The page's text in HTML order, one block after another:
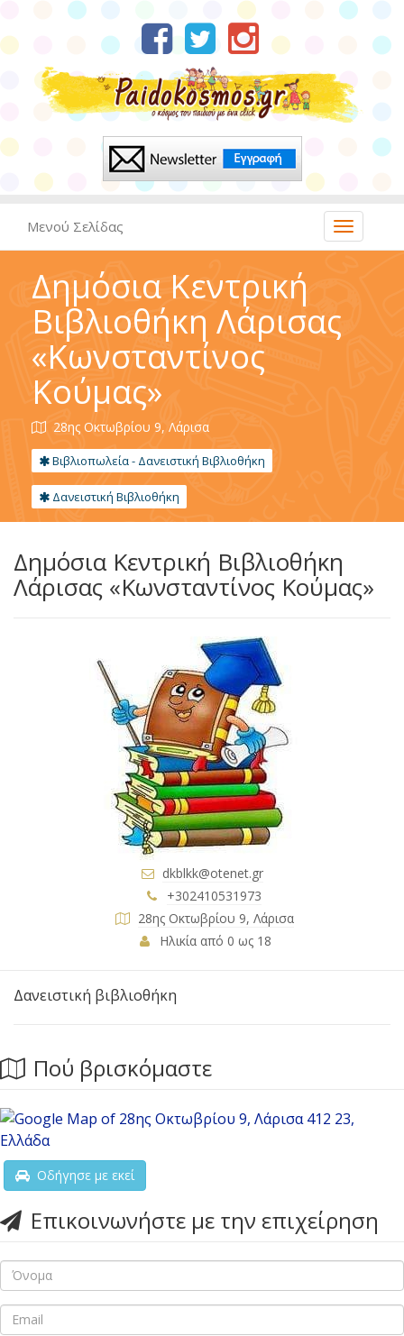
Μενού Σελίδας
Δημόσια Κεντρική
Βιβλιοθήκη Λάρισας
«Κωνσταντίνος
Κούμας»
28ης Οκτωβρίου 9, Λάρισα
Βιβλιοπωλεία - Δανειστική Βιβλιοθήκη
Δανειστική Βιβλιοθήκη
Δημόσια Κεντρική Βιβλιοθήκη
Λάρισας «Κωνσταντίνος Κούμας»
dkblkk@otenet.gr
+302410531973
28ης Οκτωβρίου 9, Λάρισα
Ηλικία από 0 ως 18
Δανειστική βιβλιοθήκη
Πού βρισκόμαστε
Οδήγησε με εκεί
Επικοινωνήστε με την επιχείρηση